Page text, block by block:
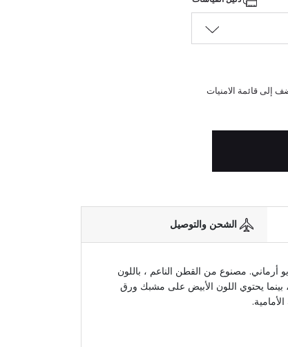
إلى قائمة الامنيات
الشحن والتوصيل
أرماني. مصنوع من القطن الناعم ، باللون
يحتوي اللون الأبيض على مشبك ورق